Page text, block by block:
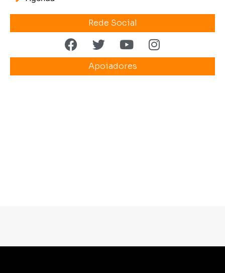
Rede Social
Apoiadores